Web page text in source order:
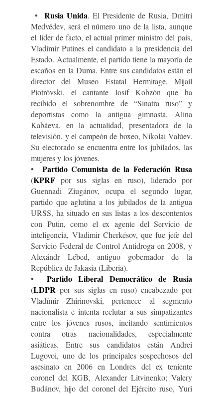
• Rusia Unida. El Presidente de Rusia, Dmitri
Medvédev, será el número uno de la lista, aunque
el líder de facto, el actual primer ministro del país,
Vladímir Putines el candidato a la presidencia del
Estado. Actualmente, el partido tiene la mayoría de
escaños en la Duma. Entre sus candidatos están el
director del Museo Estatal Hermitage, Mijaíl
Piotróvski, el cantante Iosif Kobzón que ha
recibido el sobrenombre de “Sinatra ruso” y
deportistas como la antigua gimnasta, Alina
Kabáeva, en la actualidad, presentadora de la
televisión, y el campeón de boxeo, Nikolai Valúev.
Su electorado se encuentra entre los jubilados, las
mujeres y los jóvenes.
• Partido Comunista de la Federación Rusa
(KPRFpor sus siglas en ruso), liderado por
Guennadi Ziugánov, ocupa el segundo lugar,
partido que aglutina a los jubilados de la antigua
URSS, ha situado en sus listas a los descontentos
con Putin, como el ex agente del Servicio de
inteligencia, Vladimir Cherkésov, que fue jefe del
Servicio Federal de Control Antidroga en 2008, y
Alexándr Lébed, antiguo gobernador de la
República de Jakasia (Liberia).
•Partido Liberal Democrático de Rusia
(LDPRpor sus siglas en ruso) encabezado por
Vladímir Zhirinovski, pertenece al segmento
nacionalista e intenta reclutar a sus simpatizantes
entre los jóvenes rusos, incitando sentimientos
contra otras nacionalidades, especialmente
asiáticas. Entre sus candidatos están Andrei
Lugovoi, uno de los principales sospechosos del
asesinato en 2006 en Londres del ex teniente
coronel del KGB, Alexander Litvinenko; Valery
Budánov, hijo del coronel del Ejército ruso, Yuri